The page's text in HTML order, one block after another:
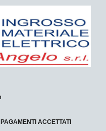
PAGAMENTI ACCETTATI